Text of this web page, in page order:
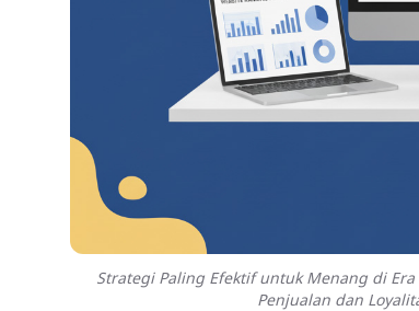
Strategi Paling Efektif untuk Menang di
Penjualan dan